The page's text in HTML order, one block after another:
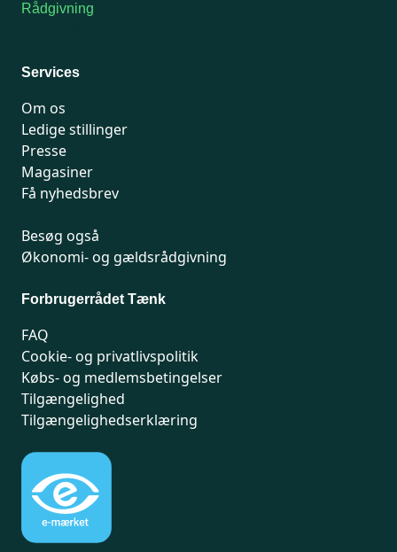
Rådgivning
Services
Om os
Ledige stillinger
Presse
Magasiner
Få nyhedsbrev
Besøg også
Økonomi- og gældsrådgivning
Forbrugerrådet Tænk
FAQ
Cookie- og privatlivspolitik
Købs- og medlemsbetingelser
Tilgængelighed
Tilgængelighedserklæring